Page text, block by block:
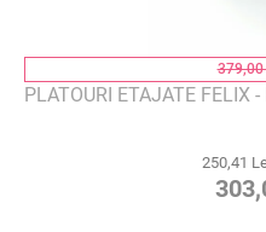
379,00
PLATOURI ETAJATE FELIX
250,41